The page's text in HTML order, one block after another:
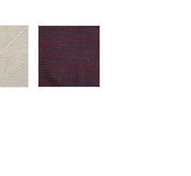
aubergine